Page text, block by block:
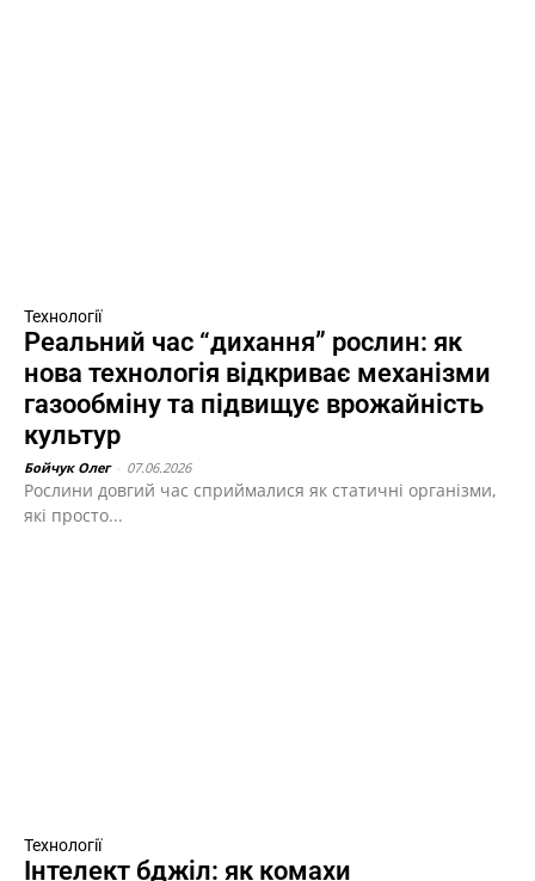
Технології
Реальний час “дихання” рослин: як
нова технологія відкриває механізми
газообміну та підвищує врожайність
культур
Бойчук Олег 07.06.2026
Рослини довгий час сприймалися як статичні організми,
які просто...
Технології
Інтелект бджіл: як комахи